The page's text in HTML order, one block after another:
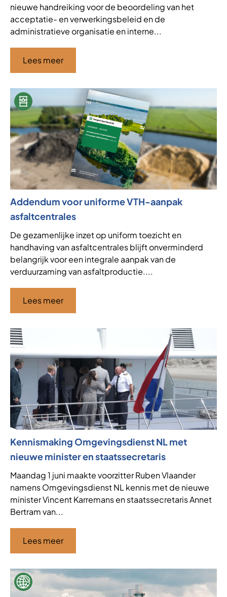
nieuwe handreiking voor de beoordeling van het
acceptatie- en verwerkingsbeleid en de
administratieve organisatie en interne...
Lees meer
Addendum voor uniforme VTH-aanpak
asfaltcentrales
De gezamenlijke inzet op uniform toezicht en
handhaving van asfaltcentrales blijft onverminderd
belangrijk voor een integrale aanpak van de
verduurzaming van asfaltproductie....
Lees meer
Kennismaking Omgevingsdienst NL met
nieuwe minister en staatssecretaris
Maandag 1 juni maakte voorzitter Ruben Vlaander
namens Omgevingsdienst NL kennis met de nieuwe
minister Vincent Karremans en staatssecretaris Annet
Bertram van...
Lees meer